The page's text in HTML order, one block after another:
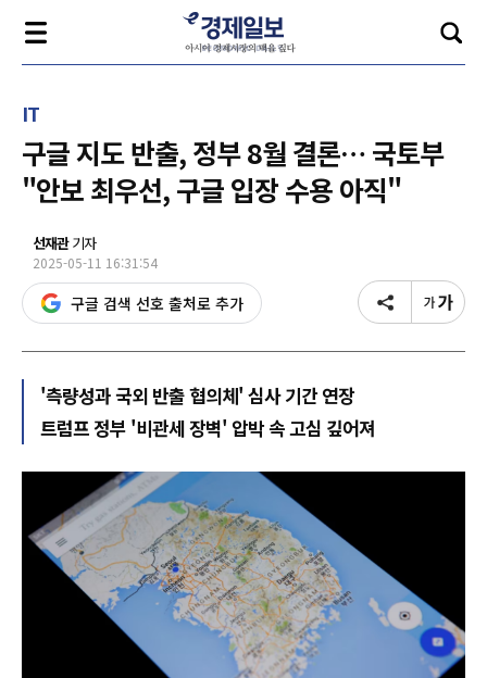
IT
구글 지도 반출, 정부 8월 결론… 국토부
"안보 최우선, 구글 입장 수용 아직"
선재관기자
2025-05-11 16:31:54
구글 검색 선호 출처로 추가
'측량성과 국외 반출 협의체' 심사 기간 연장
트럼프 정부 '비관세 장벽' 압박 속 고심 깊어져